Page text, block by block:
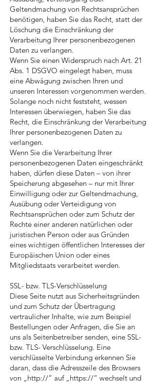
Geltendmachung von Rechtsansprüchen
benötigen, haben Sie das Recht, statt der
Löschung die Einschränkung der
Verarbeitung Ihrer personenbezogenen
Daten zu verlangen.
Wenn Sie einen Widerspruch nach Art. 21
Abs. 1 DSGVO eingelegt haben, muss
eine Abwägung zwischen Ihren und
unseren Interessen vorgenommen werden.
Solange noch nicht feststeht, wessen
Interessen überwiegen, haben Sie das
Recht, die Einschränkung der Verarbeitung
Ihrer personenbezogenen Daten zu
verlangen.
Wenn Sie die Verarbeitung Ihrer
personenbezogenen Daten eingeschränkt
haben, dürfen diese Daten – von ihrer
Speicherung abgesehen – nur mit Ihrer
Einwilligung oder zur Geltendmachung,
Ausübung oder Verteidigung von
Rechtsansprüchen oder zum Schutz der
Rechte einer anderen natürlichen oder
juristischen Person oder aus Gründen
eines wichtigen öffentlichen Interesses der
Europäischen Union oder eines
Mitgliedstaats verarbeitet werden.
SSL- bzw. TLS-Verschlüsselung
Diese Seite nutzt aus Sicherheitsgründen
und zum Schutz der Übertragung
vertraulicher Inhalte, wie zum Beispiel
Bestellungen oder Anfragen, die Sie an
uns als Seitenbetreiber senden, eine SSL-
bzw. TLS- Verschlüsselung. Eine
verschlüsselte Verbindung erkennen Sie
daran, dass die Adresszeile des Browsers
von „http://“ auf „https://“ wechselt und